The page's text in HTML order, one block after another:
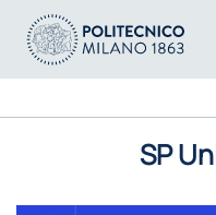
SP